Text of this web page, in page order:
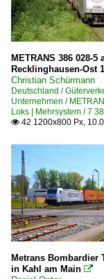
Stadt
Uelzen
E-Loks |
6 187 BR
Galerien
METRANS 386 028-
Recklinghausen-Ost
Christian Schürmann
Deutschland /
Unternehmen /
Loks | Mehrsystem / 7
 42 1200x800 Px,
Metrans Bombardier
in Kahl am Main 